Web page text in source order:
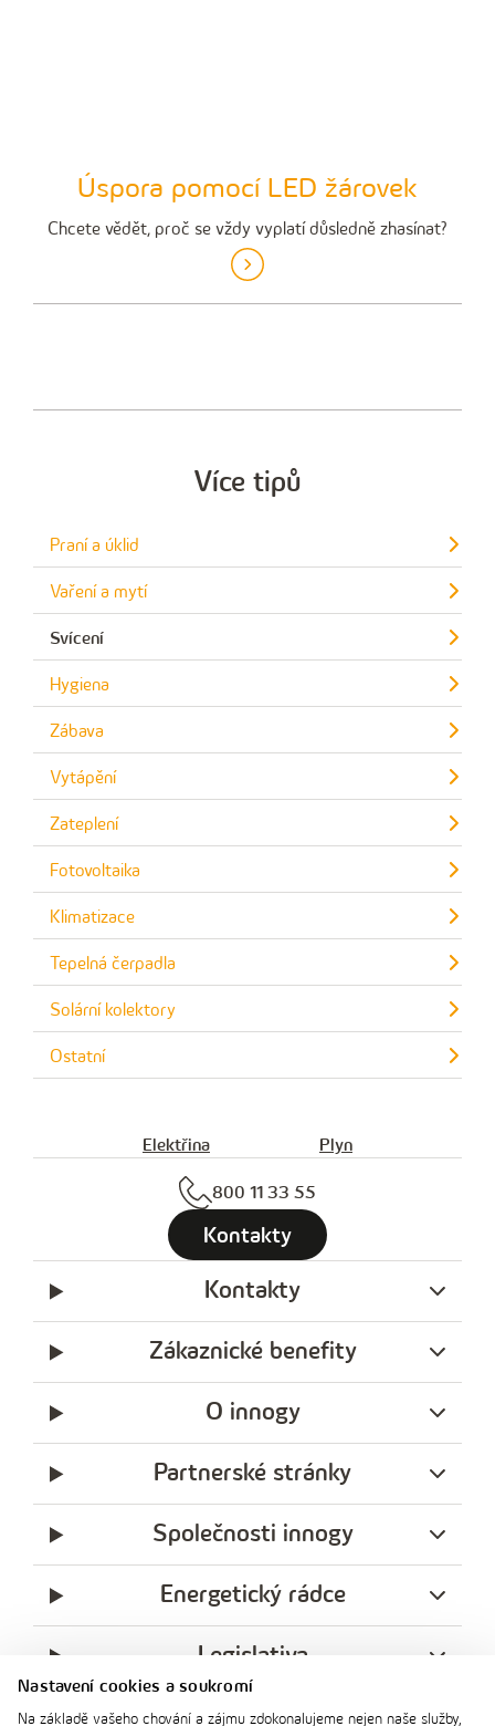
Nastavení cookies a soukromí
Na základě vašeho chování a zájmu zdokonalujeme nejen naše služby,
Úspora pomocí LED žárovek
Chcete vědět, proč se vždy vyplatí důsledně zhasínat?
Více tipů
Praní a úklid
Vaření a mytí
Svícení
Hygiena
Zábava
Vytápění
Zateplení
Fotovoltaika
Klimatizace
Tepelná čerpadla
Solární kolektory
Ostatní
Elektřina Plyn
800 11 33 55
Kontakty
Kontakty
Zákaznické benefity
O innogy
Partnerské stránky
Společnosti innogy
Energetický rádce
Legislativa
Ochrana soukromí